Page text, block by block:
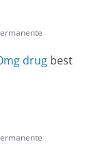
drug best